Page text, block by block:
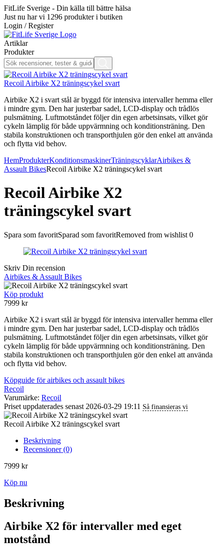
FitLife Sverige - Din källa till bättre hälsa
Just nu har vi 1296 produkter i butiken
Login / Register
Artiklar
Produkter
Recoil Airbike X2 träningscykel svart
Airbike X2 i svart stål är byggd för intensiva intervaller hemma eller
i mindre gym. Den har justerbar sadel, LCD-display och trådlös
pulsmätning. Luftmotståndet följer din egen arbetsinsats, vilket gör
cykeln lämplig för både uppvärmning och konditionsträning. Den
stabila konstruktionen och transporthjulen gör den enkel att använda
och flytta vid behov.
HemProdukterKonditionsmaskinerTräningscyklarAirbikes &
Assault BikesRecoil Airbike X2 träningscykel svart
Recoil Airbike X2
träningscykel svart
Spara som favoritSparad som favoritRemoved from wishlist 0
Skriv Din recension
Airbikes & Assault Bikes
Köp produkt
7999 kr
Airbike X2 i svart stål är byggd för intensiva intervaller hemma eller
i mindre gym. Den har justerbar sadel, LCD-display och trådlös
pulsmätning. Luftmotståndet följer din egen arbetsinsats, vilket gör
cykeln lämplig för både uppvärmning och konditionsträning. Den
stabila konstruktionen och transporthjulen gör den enkel att använda
och flytta vid behov.
Köpguide för airbikes och assault bikes
Recoil
Varumärke: Recoil
Priset uppdaterades senast 2026-03-29 19:11 Så finansieras vi
Recoil Airbike X2 träningscykel svart
Beskrivning
Recensioner (0)
7999 kr
Köp nu
Beskrivning
Airbike X2 för intervaller med eget
motstånd